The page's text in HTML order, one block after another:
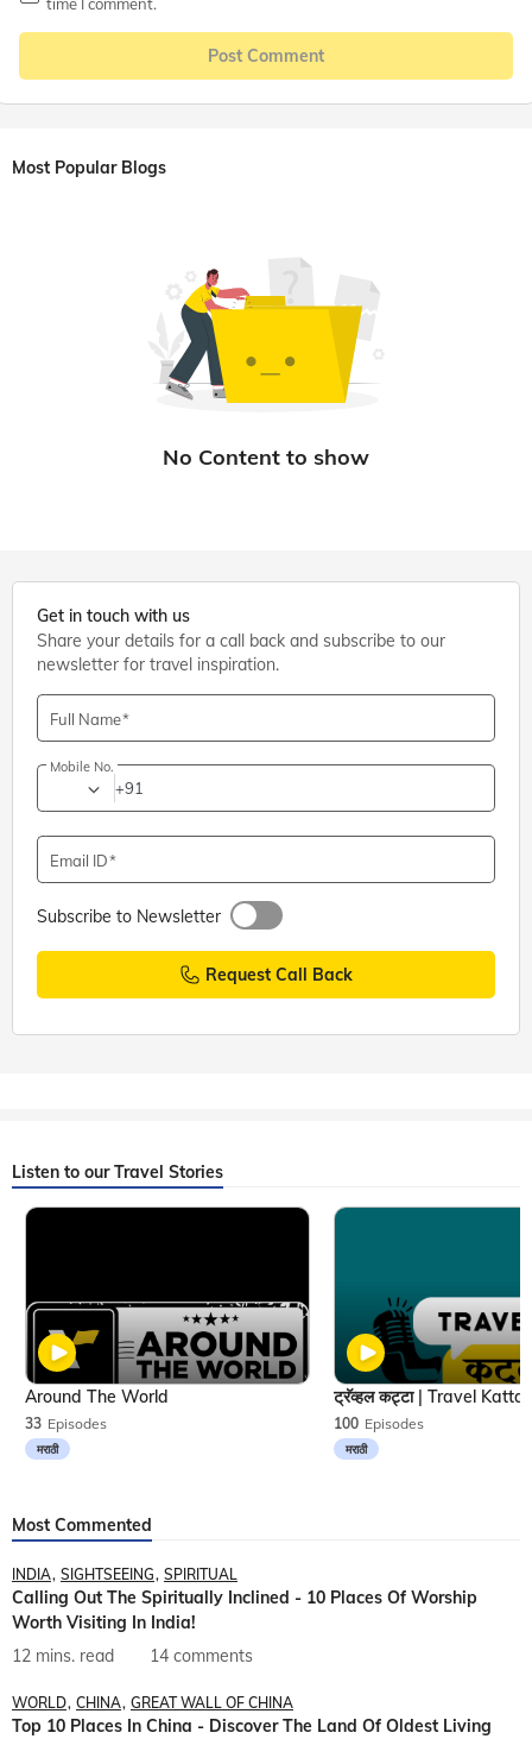
time I comment.
Post Comment
Most Popular Blogs
Get in touch with us
Share your details for a call back and subscribe to our
newsletter for travel inspiration.
Full Name
Mobile No.
+91
Email ID
Subscribe to Newsletter
Request Call Back
Listen to our Travel Stories
33 Episodes
मराठी
Around The World
100 Episodes
मराठी
Most Commented
INDIA SIGHTSEEING SPIRITUAL
Calling Out The Spiritually Inclined - 10 Places Of Worship
Worth Visiting In India!
12 mins. read
14 comments
WORLD CHINA GREAT WALL OF CHINA
Top 10 Places In China - Discover The Land Of Oldest Living